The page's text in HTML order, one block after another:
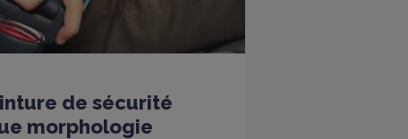
de sécurité
morphologie